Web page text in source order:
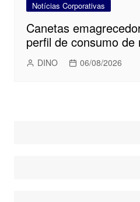
Notícias Corporativas
Canetas
perfil de consumo de
DINO 06/08/2026